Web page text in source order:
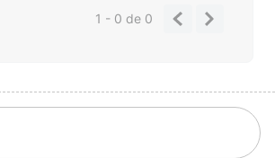
1 - 0de 0